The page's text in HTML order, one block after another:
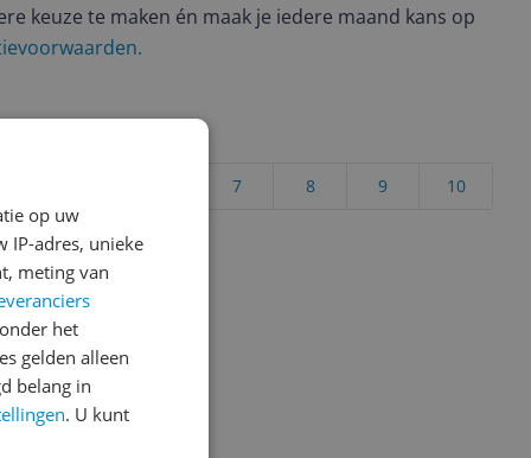
keuze te maken én maak je iedere maand kans op
10
9
8
7
op uw
IP-adres, unieke
meting van
het
gelden alleen
belang in
. U kunt